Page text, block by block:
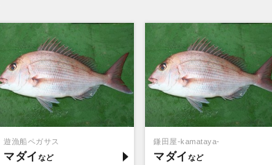
遊漁船ペガサス
マダイ
鎌田屋-kamataya-
マダイ